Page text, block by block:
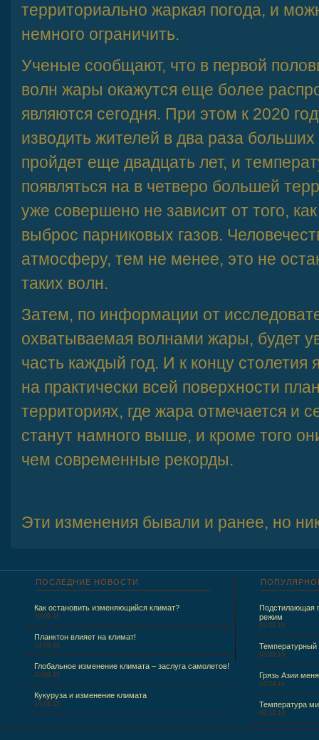
территориально жаркая погода, и
немного ограничить.
Ученые сообщают, что в первой
волн жары окажутся еще более
являются сегодня. При этом к 2020
изводить жителей в два раза
пройдет еще двадцать лет, и
появляться на в четверо большей
уже совершено не зависит от того,
выброс парниковых газов.
атмосферу, тем не менее, это не
таких волн.
Затем, по информации от
охватываемая волнами жары, будет
часть каждый год. И к концу столетия
на практически всей поверхности
территориях, где жара отмечается и
станут намного выше, и кроме того
чем современные рекорды.
Эти изменения бывали и ранее, но
ПОСЛЕДНИЕ НОВОСТИ
Как остановить изменяющийся климат?
30.09.15
Планктон влияет на климат!
14.09.15
Глобальное изменение климата – заслуга самолетов!
30.08.15
Кукуруза и изменение климата
14.08.15
Подстилающая
режим
03.09.10
03.09.10
Грязь Азии
14.04.14
Температура
08.12.10